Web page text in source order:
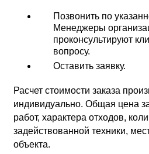
Позвонить по
Менеджеры
проконсультируют
вопросу.
Оставить заявку.
Расчет стоимости заказа
индивидуально. Общая цена
работ, характера отходов,
задействованной техники,
объекта.